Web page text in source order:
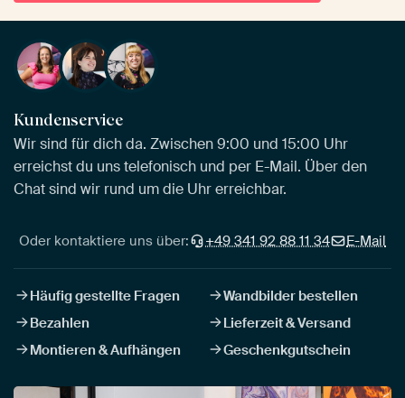
Kundenservice
Wir sind für dich da. Zwischen 9:00 und 15:00 Uhr
erreichst du uns telefonisch und per E-Mail. Über den
Chat sind wir rund um die Uhr erreichbar.
Oder kontaktiere uns über: +49 341 92 88 11 34 E-Mail
Häufig gestellte Fragen
Wandbilder bestellen
Bezahlen
Lieferzeit & Versand
Montieren & Aufhängen
Geschenkgutschein